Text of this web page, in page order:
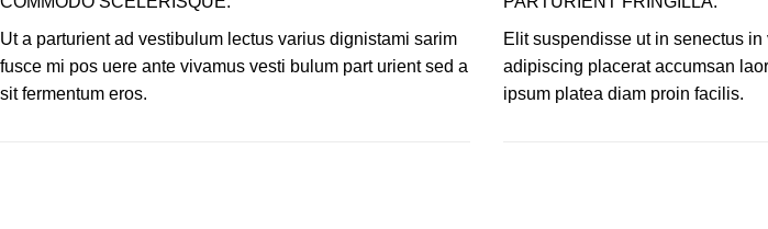
Ut a parturient ad vestibulum lectus varius dignistami sarim
fusce mi pos uere ante vivamus vesti bulum part urient sed a
sit fermentum eros.
Elit suspendisse ut in senectus
adipiscing placerat accumsan
ipsum platea diam proin facilis.